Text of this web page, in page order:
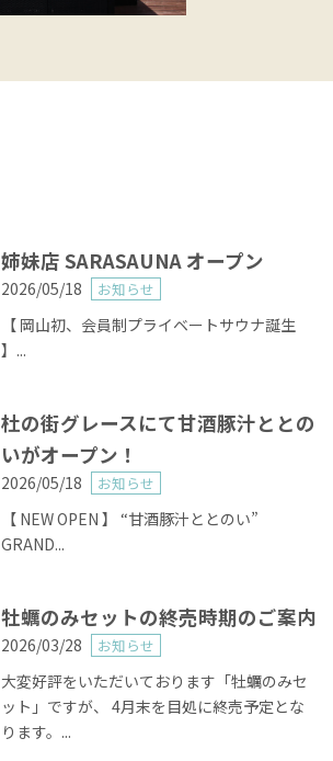
姉妹店 SARASAUNA オープン
2026/05/18 お知らせ
【 岡山初、会員制プライベートサウナ誕生
】...
杜の街グレースにて甘酒豚汁ととの
いがオープン！
2026/05/18 お知らせ
【 NEW OPEN 】 “甘酒豚汁ととのい”
GRAND...
牡蠣のみセットの終売時期のご案内
2026/03/28 お知らせ
大変好評をいただいております「牡蠣のみセ
ット」ですが、 4月末を目処に終売予定とな
ります。...